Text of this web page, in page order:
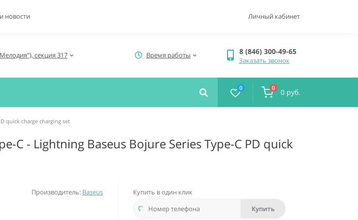
новости Личный кабинет
секция 317 Время работы 8 (846) 300-49-65
Заказать звонок
0 0 0 руб.
quick charge charging set
C - Lightning Baseus Bojure Series Type-C PD quick
Производитель: Baseus
Купить в один клик
Купить